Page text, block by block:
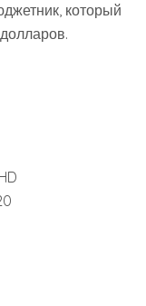
который